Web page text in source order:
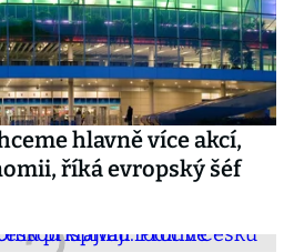
hlavně více akcí,
říká evropský šéf